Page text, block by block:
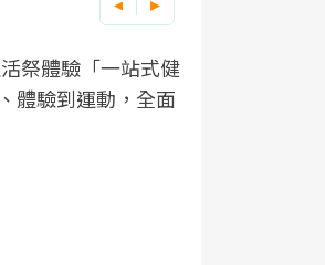
身體變化」出發，
受的對話，建立對
導實際的改善行